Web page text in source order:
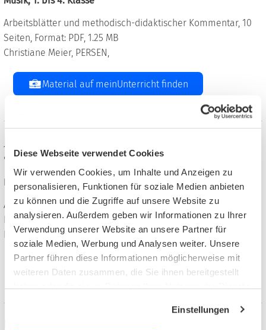
Diese Webseite verwendet Cookies
Wir verwenden Cookies, um Inhalte und Anzeigen zu
personalisieren, Funktionen für soziale Medien anbieten
zu können und die Zugriffe auf unsere Website zu
analysieren. Außerdem geben wir Informationen zu Ihrer
Verwendung unserer Website an unsere Partner für
soziale Medien, Werbung und Analysen weiter. Unsere
Partner führen diese Informationen möglicherweise mit
weiteren Daten zusammen, die Sie ihnen bereitgestellt
haben oder die sie im Rahmen Ihrer Nutzung der Dienste
Einstellungen
Arbeitsblätter und methodisch-didaktischer Kommentar, 10
Seiten, Format: PDF, 1.25 MB
Christiane Meier, PERSEN,
Material auf meinUnterricht finden
abwechslungsreichen Unterricht
Religion evangelisch, 2. bis 4. Klasse
Arbeitsblätter, 17 Seiten, Format: ZIP, 14.70 MB
Inhalt: 8 PDF, 20 Word
Klara Kirschbaum, PERSEN,
Material auf meinUnterricht finden